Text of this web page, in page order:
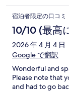
宿泊者限定の口コミ
10/10 (最高
2026 年 4 月 4 日
Google で翻訳
Wonderful and
Please note that
and had to go